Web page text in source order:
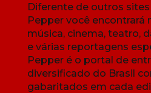
Diferente de outros
Pepper você encontrará
música, cinema, teatro,
e várias reportagens
Pepper é o portal de
diversificado do Brasil
gabaritados em cada